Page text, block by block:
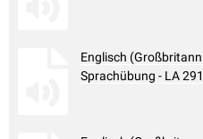
Englisch
Sprachübung - LA